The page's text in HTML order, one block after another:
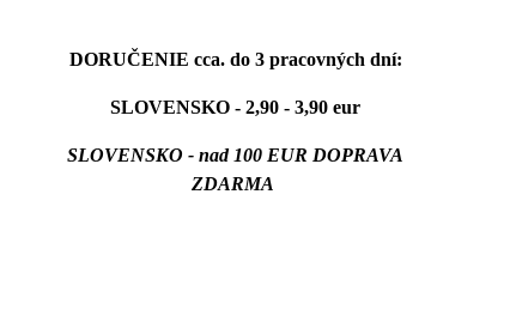
DORUČENIE cca. do 3 pracovných dní:
SLOVENSKO - 2,90 - 3,90 eur
SLOVENSKO - nad 100 EUR DOPRAVA
ZDARMA